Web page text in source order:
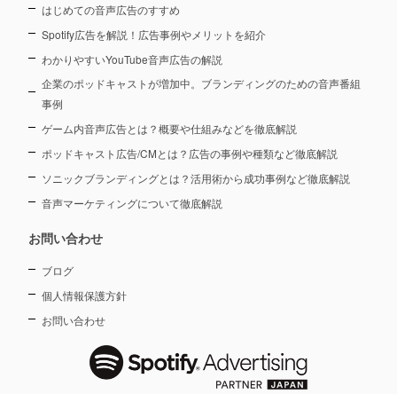
はじめての音声広告のすすめ
Spotify広告を解説！広告事例やメリットを紹介
わかりやすいYouTube音声広告の解説
企業のポッドキャストが増加中。ブランディングのための音声番組
事例
ゲーム内音声広告とは？概要や仕組みなどを徹底解説
ポッドキャスト広告/CMとは？広告の事例や種類など徹底解説
ソニックブランディングとは？活用術から成功事例など徹底解説
音声マーケティングについて徹底解説
お問い合わせ
ブログ
個人情報保護方針
お問い合わせ